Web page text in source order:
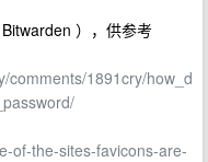
），供参考
comments/1891cry/how_d
of-the-sites-favicons-are-